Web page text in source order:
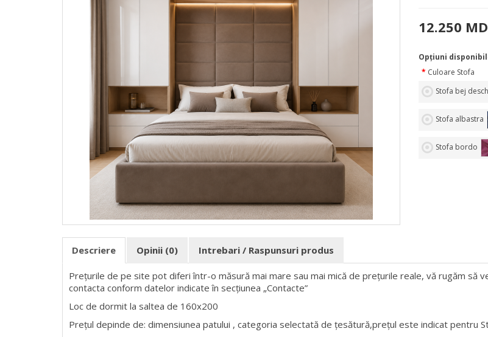
12.250
Opţiuni
Culoare Stofa
Stofa bej
Stofa albastra
Stofa bordo
Descriere Opinii (0) Intrebari / Raspunsuri produs
Prețurile de pe site pot diferi într-o măsură mai mare sau mai mică de prețurile reale, vă rugăm să
contacta conform datelor indicate în secțiunea „Contacte”
Loc de dormit la saltea de 160x200
Prețul depinde de: dimensiunea patului , categoria selectată de țesătură,prețul este indicat pentru